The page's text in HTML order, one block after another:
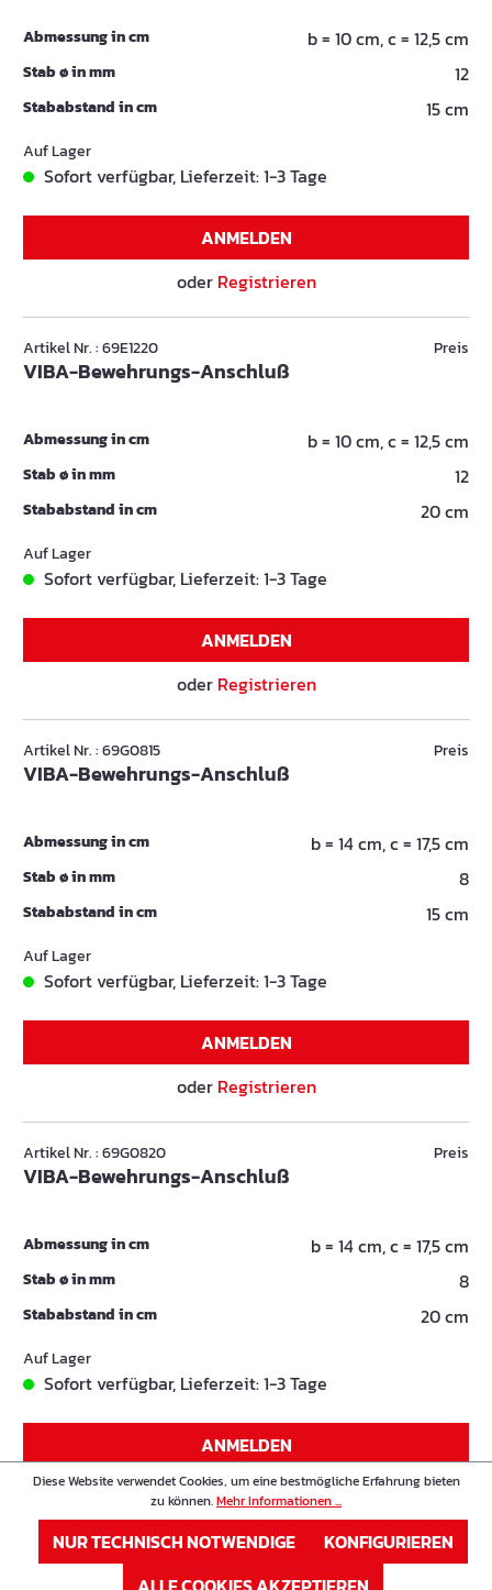
Abmessung in cm b = 10 cm, c = 12,5 cm
Stab ø in mm 12
Stababstand in cm 15 cm
Auf Lager
Sofort verfügbar, Lieferzeit: 1-3 Tage
ANMELDEN
oder Registrieren
Artikel Nr. : 69E1220
VIBA-Bewehrungs-Anschluß
Preis
Abmessung in cm b = 10 cm, c = 12,5 cm
Stab ø in mm 12
Stababstand in cm 20 cm
Auf Lager
Sofort verfügbar, Lieferzeit: 1-3 Tage
ANMELDEN
oder Registrieren
Artikel Nr. : 69G0815
VIBA-Bewehrungs-Anschluß
Preis
Abmessung in cm b = 14 cm, c = 17,5 cm
Stab ø in mm 8
Stababstand in cm 15 cm
Auf Lager
Sofort verfügbar, Lieferzeit: 1-3 Tage
ANMELDEN
oder Registrieren
Artikel Nr. : 69G0820
VIBA-Bewehrungs-Anschluß
Preis
Abmessung in cm b = 14 cm, c = 17,5 cm
Stab ø in mm 8
Stababstand in cm 20 cm
Auf Lager
Sofort verfügbar, Lieferzeit: 1-3 Tage
ANMELDEN
oderRegistrieren
Artikel Nr. : 69G1015
VIBA-Bewehrungs-Anschluß
Preis
Diese Website verwendet Cookies, um eine bestmögliche Erfahrung bieten
zu können.Mehr Informationen ...
NUR TECHNISCH NOTWENDIGE
KONFIGURIEREN